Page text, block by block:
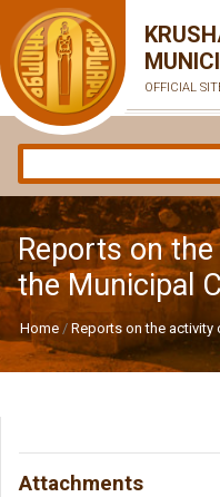
OFFICIAL
Reports on
the Municipal
Home Reports on the activity
Attachments